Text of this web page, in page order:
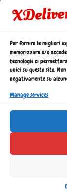
Per fornire le migliori
memorizzare e/o
tecnologie ci
unici su questo sito.
negativamente su
Manage services